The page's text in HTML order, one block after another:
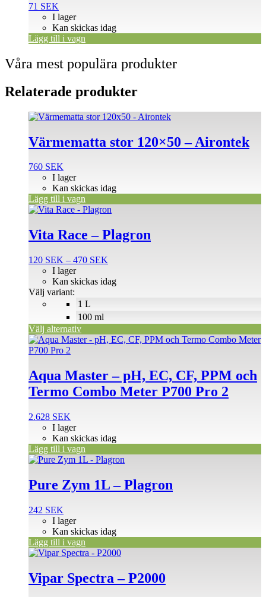
71 SEK
I lager
Kan skickas idag
Lägg till i vagn
Våra mest populära produkter
Relaterade produkter
Värmematta stor 120×50 – Airontek
760 SEK
I lager
Kan skickas idag
Lägg till i vagn
Vita Race – Plagron
120 SEK – 470 SEK
till
1 L
100 ml
I lager
Kan skickas idag
Välj variant:
Välj alternativ
Den
produkten
har
varianter.
olika
alternativen
på
produktsidan
Aqua Master – pH, EC, CF, PPM och
Termo Combo Meter P700 Pro 2
2.628 SEK
I lager
Kan skickas idag
Lägg till i vagn
Pure Zym 1L – Plagron
242 SEK
I lager
Kan skickas idag
Lägg till i vagn
Vipar Spectra – P2000